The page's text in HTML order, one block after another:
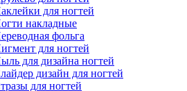
для ногтей
накладные
фольга
для ногтей
для дизайна ногтей
дизайн для ногтей
для ногтей